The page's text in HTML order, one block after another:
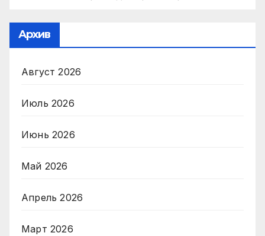
Архив
Август 2026
Июль 2026
Июнь 2026
Май 2026
Апрель 2026
Март 2026